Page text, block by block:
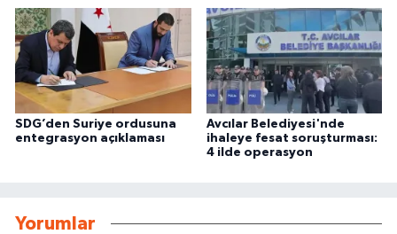
SDG’den Suriye ordusuna
entegrasyon açıklaması
Avcılar Belediyesi'nde
ihaleye fesat soruşturması:
4 ilde operasyon
Yorumlar